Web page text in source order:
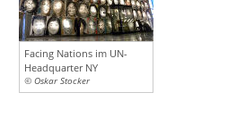
Facing Nations im UN-
Headquarter NY
© Oskar Stocker